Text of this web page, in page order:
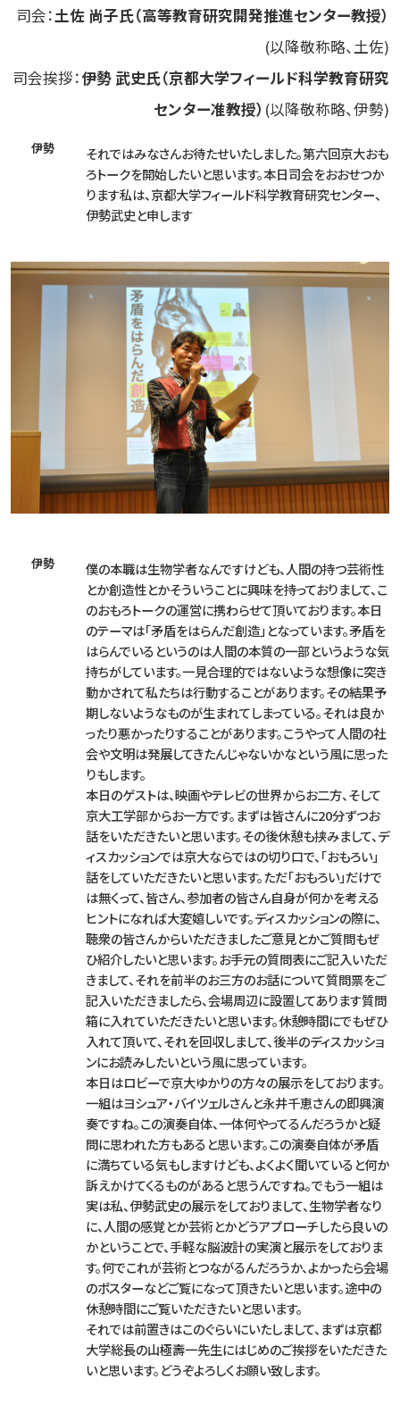
司会：土佐 尚子氏（高等教育研究開発推進センター教授）
(以降敬称略、土佐)
司会挨拶：伊勢 武史氏（京都大学フィールド科学教育研究
センター准教授） (以降敬称略、伊勢)
伊勢
それではみなさんお待たせいたしました。第六回京大おも
ろトークを開始したいと思います。本日司会をおおせつか
ります私は、京都大学フィールド科学教育研究センター、
伊勢武史と申します
伊勢
僕の本職は生物学者なんですけども、人間の持つ芸術性
とか創造性とかそういうことに興味を持っておりまして、こ
のおもろトークの運営に携わらせて頂いております。本日
のテーマは「矛盾をはらんだ創造」となっています。矛盾を
はらんでいるというのは人間の本質の一部というような気
持ちがしています。一見合理的ではないような想像に突き
動かされて私たちは行動することがあります。その結果予
期しないようなものが生まれてしまっている。それは良か
ったり悪かったりすることがあります。こうやって人間の社
会や文明は発展してきたんじゃないかなという風に思った
りもします。
本日のゲストは、映画やテレビの世界からお二方、そして
京大工学部からお一方です。まずは皆さんに20分ずつお
話をいただきたいと思います。その後休憩も挟みまして、デ
ィスカッションでは京大ならではの切り口で、「おもろい」
話をしていただきたいと思います。ただ「おもろい」だけで
は無くって、皆さん、参加者の皆さん自身が何かを考える
ヒントになれば大変嬉しいです。ディスカッションの際に、
聴衆の皆さんからいただきましたご意見とかご質問もぜ
ひ紹介したいと思います。お手元の質問表にご記入いただ
きまして、それを前半のお三方のお話について質問票をご
記入いただきましたら、会場周辺に設置してあります質問
箱に入れていただきたいと思います。休憩時間にでもぜひ
入れて頂いて、それを回収しまして、後半のディスカッショ
ンにお読みしたいという風に思っています。
本日はロビーで京大ゆかりの方々の展示をしております。
一組はヨシュア・バイツェルさんと永井千恵さんの即興演
奏ですね。この演奏自体、一体何やってるんだろうかと疑
問に思われた方もあると思います。この演奏自体が矛盾
に満ちている気もしますけども、よくよく聞いていると何か
訴えかけてくるものがあると思うんですね。でもう一組は
実は私、伊勢武史の展示をしておりまして、生物学者なり
に、人間の感覚とか芸術とかどうアプローチしたら良いの
かということで、手軽な脳波計の実演と展示をしておりま
す。何でこれが芸術とつながるんだろうか、よかったら会場
のポスターなどご覧になって頂きたいと思います。途中の
休憩時間にご覧いただきたいと思います。
それでは前置きはこのぐらいにいたしまして、まずは京都
大学総長の山極壽一先生にはじめのご挨拶をいただきた
いと思います。どうぞよろしくお願い致します。